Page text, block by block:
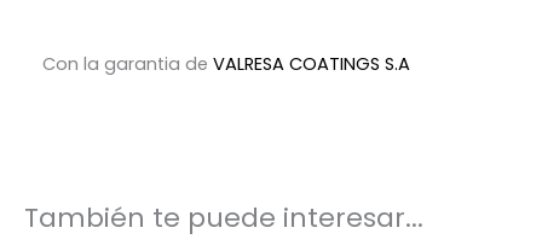
Con la garantia de VALRESA COATINGS S.A
También te puede interesar...